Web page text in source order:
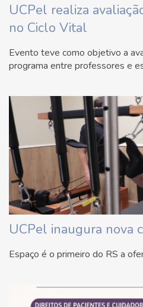
UCPel realiza
no Ciclo Vital
Evento teve como objetivo a
programa entre professores e
UCPel inaugura nova
Espaço é o primeiro do RS a